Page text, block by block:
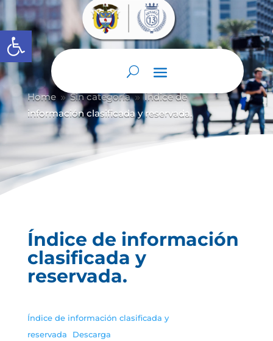
Abrir barra de herramientas
Home 9 Sin categoría 9 Índice de
información clasificada y reservada.
Índice de información
clasificada y
reservada.
Índice de información clasificada y
reservada
Descarga